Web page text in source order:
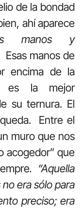
de la bondad
ahí aparece
manos y
Esas manos de
encima de la
es la mejor
su ternura. El
Entre el
muro que nos
acogedor” que
. “Aquella
era sólo para
preciso; era